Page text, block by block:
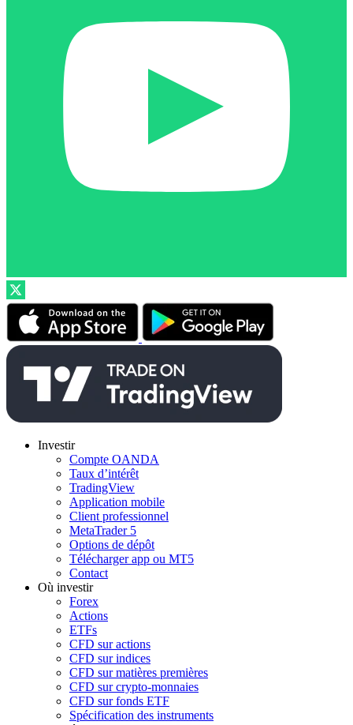
Investir
Compte OANDA
Taux d’intérêt
TradingView
Application mobile
Client professionnel
MetaTrader 5
Options de dépôt
Télécharger app ou MT5
Contact
Où investir
Forex
Actions
ETFs
CFD sur actions
CFD sur indices
CFD sur matières premières
CFD sur crypto-monnaies
CFD sur fonds ETF
Spécification des instruments